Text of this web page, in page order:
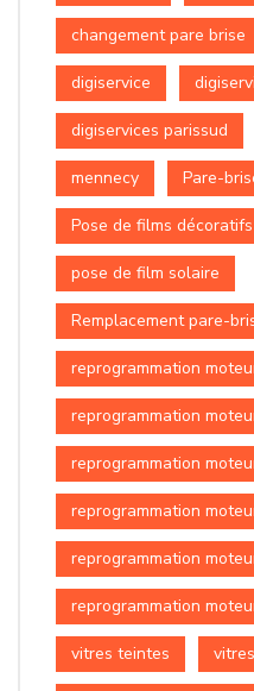
changement pare brise
digiservice
digiservices parissud
mennecy Pare-
Pose de films
pose de film solaire
Remplacement pare-
reprogrammation
reprogrammation
reprogrammation
reprogrammation
reprogrammation
reprogrammation
vitres teintes